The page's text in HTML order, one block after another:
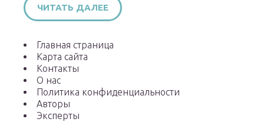
ЧИТАТЬ ДАЛЕЕ
Главная страница
Карта сайта
Контакты
О нас
Политика конфиденциальности
Авторы
Эксперты